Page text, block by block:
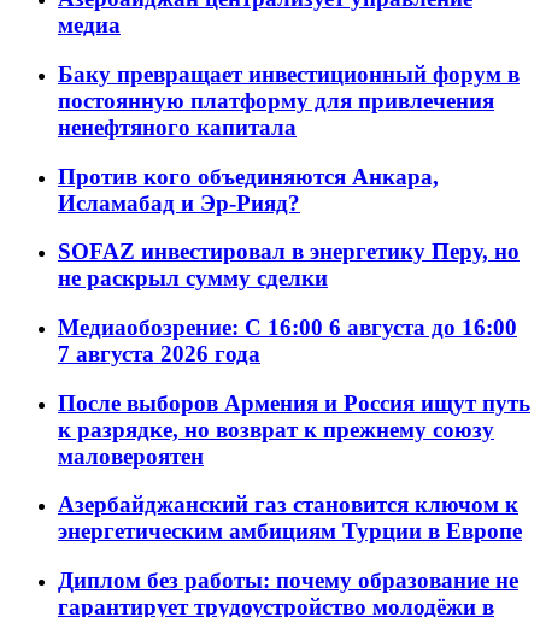
медиа
Баку превращает инвестиционный форум в
постоянную платформу для привлечения
ненефтяного капитала
Против кого объединяются Анкара,
Исламабад и Эр-Рияд?
SOFAZ инвестировал в энергетику Перу, но
не раскрыл сумму сделки
Медиаобозрение: С 16:00 6 августа до 16:00
7 августа 2026 года
После выборов Армения и Россия ищут путь
к разрядке, но возврат к прежнему союзу
маловероятен
Азербайджанский газ становится ключом к
энергетическим амбициям Турции в Европе
Диплом без работы: почему образование не
гарантирует трудоустройство молодёжи в